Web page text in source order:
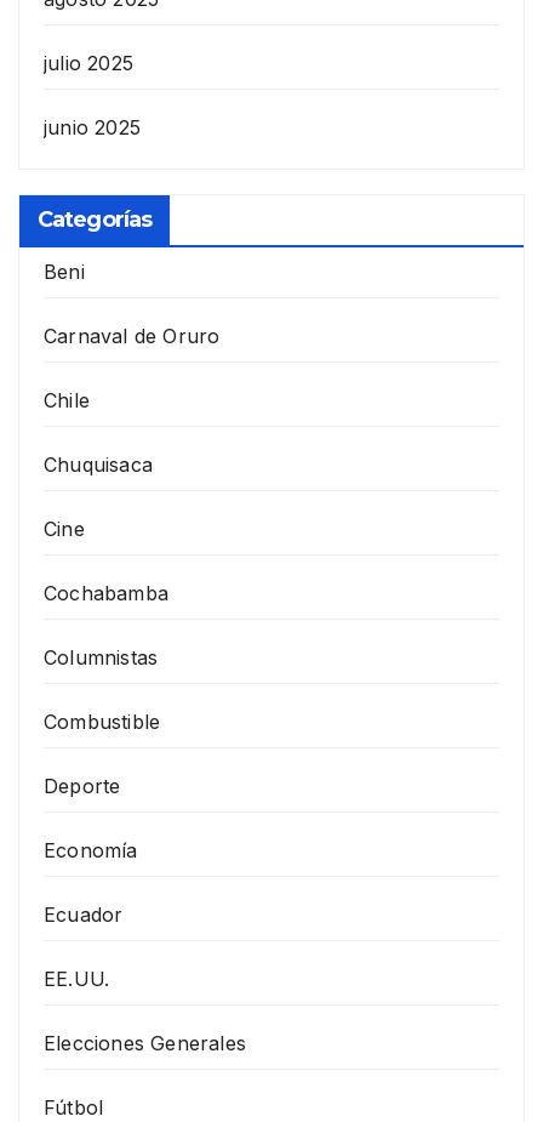
julio 2025
junio 2025
Categorías
Beni
Carnaval de Oruro
Chile
Chuquisaca
Cine
Cochabamba
Columnistas
Combustible
Deporte
Economía
Ecuador
EE.UU.
Elecciones Generales
Fútbol